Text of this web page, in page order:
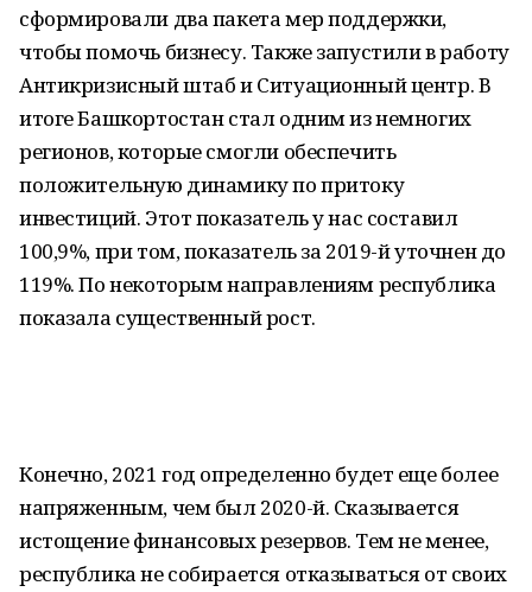
сформировали два пакета мер поддержки,
чтобы помочь бизнесу. Также запустили в работу
Антикризисный штаб и Ситуационный центр. В
итоге Башкортостан стал одним из немногих
регионов, которые смогли обеспечить
положительную динамику по притоку
инвестиций. Этот показатель у нас составил
100,9%, при том, показатель за 2019-й уточнен до
119%. По некоторым направлениям республика
показала существенный рост.
Конечно, 2021 год определенно будет еще более
напряженным, чем был 2020-й. Сказывается
истощение финансовых резервов. Тем не менее,
республика не собирается отказываться от своих